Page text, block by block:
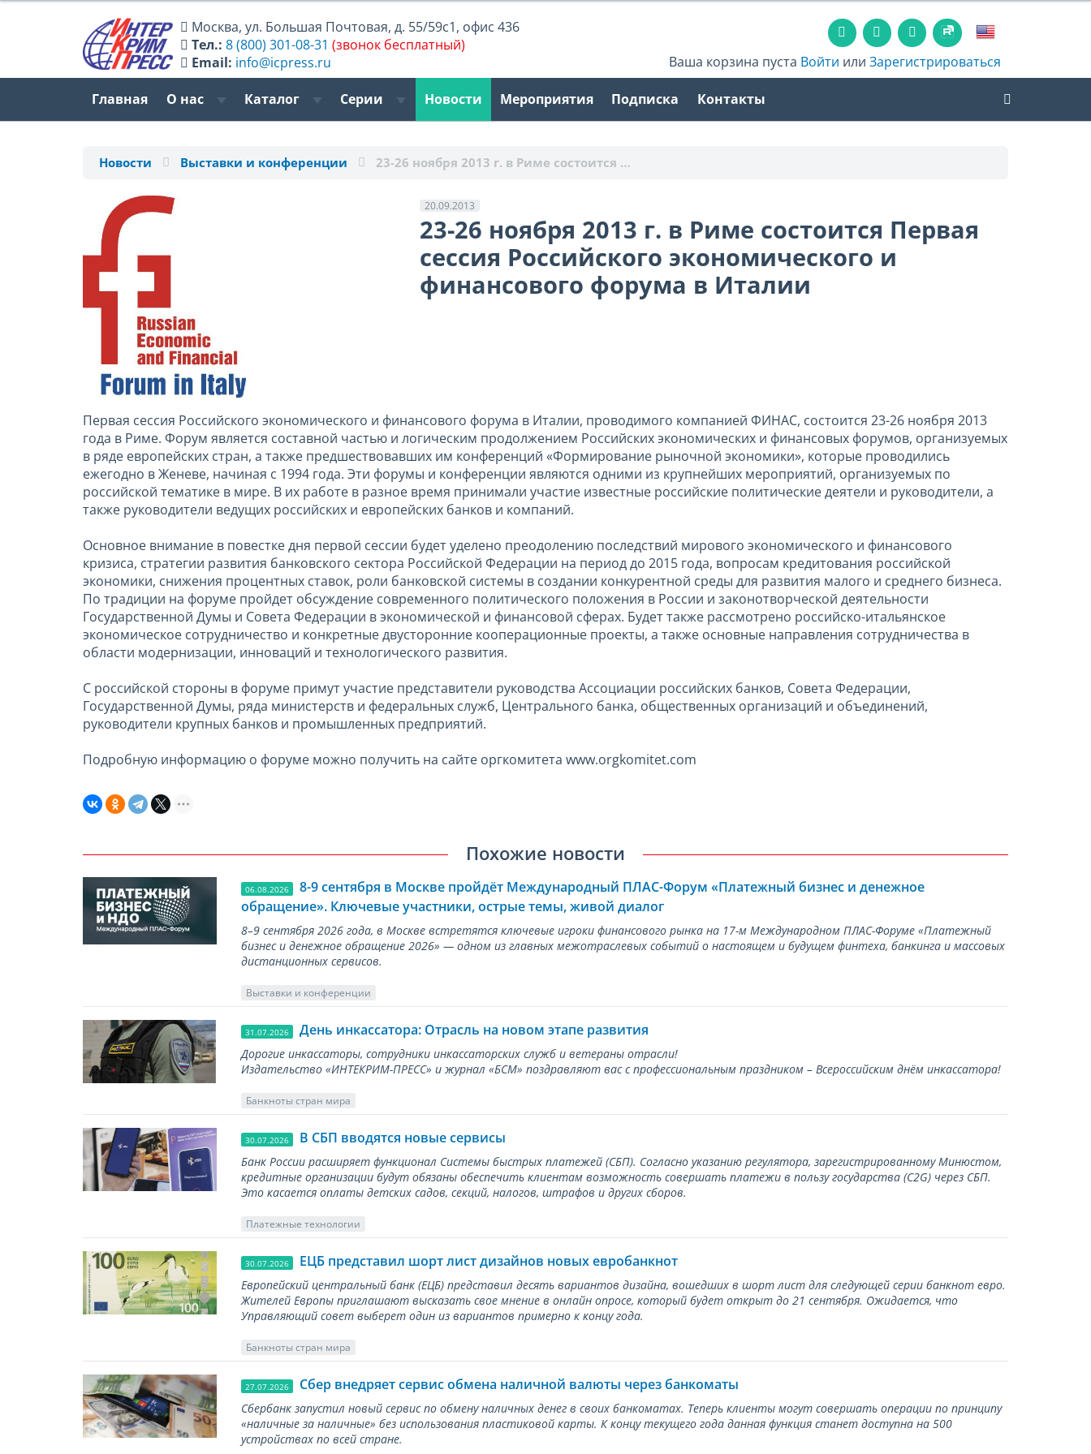
Москва,ул. Большая Почтовая, д. 55/59с1, офис 436
Тел.: 8 (800) 301-08-31 (звонок бесплатный)
Email: info@icpress.ru Ваша корзина пуста Войти илиЗарегистрироваться
Главная О нас Каталог Серии Новости Мероприятия Подписка Контакты
Новости Выставки и конференции 23-26 ноября 2013 г. в Риме состоится …
20.09.2013
23-26 ноября 2013 г. в Риме состоится Первая
сессия Российского экономического и
финансового форума в Италии
Первая сессия Российского экономического и финансового форума в Италии, проводимого компанией ФИНАС, состоится 23-26 ноября 2013
года в Риме. Форум является составной частью и логическим продолжением Российских экономических и финансовых форумов, организуемых
в ряде европейских стран, а также предшествовавших им конференций «Формирование рыночной экономики», которые проводились
ежегодно в Женеве, начиная с 1994 года. Эти форумы и конференции являются одними из крупнейших мероприятий, организуемых по
российской тематике в мире. В их работе в разное время принимали участие известные российские политические деятели и руководители, а
также руководители ведущих российских и европейских банков и компаний.
Основное внимание в повестке дня первой сессии будет уделено преодолению последствий мирового экономического и финансового
кризиса, стратегии развития банковского сектора Российской Федерации на период до 2015 года, вопросам кредитования российской
экономики, снижения процентных ставок, роли банковской системы в создании конкурентной среды для развития малого и среднего бизнеса.
По традиции на форуме пройдет обсуждение современного политического положения в России и законотворческой деятельности
Государственной Думы и Совета Федерации в экономической и финансовой сферах. Будет также рассмотрено российско-итальянское
экономическое сотрудничество и конкретные двусторонние кооперационные проекты, а также основные направления сотрудничества в
области модернизации, инноваций и технологического развития.
С российской стороны в форуме примут участие представители руководства Ассоциации российских банков, Совета Федерации,
Государственной Думы, ряда министерств и федеральных служб, Центрального банка, общественных организаций и объединений,
руководители крупных банков и промышленных предприятий.
Подробную информацию о форуме можно получить на сайте оргкомитета www.orgkomitet.com
Похожие новости
06.08.2026
8-9 сентября в Москве пройдёт Международный ПЛАС-Форум «Платежный бизнес и денежное
обращение». Ключевые участники, острые темы, живой диалог
8–9 сентября 2026 года, в Москве встретятся ключевые игроки финансового рынка на 17-м Международном ПЛАС-Форуме «Платежный
бизнес и денежное обращение 2026» — одном из главных межотраслевых событий о настоящем и будущем финтеха, банкинга и массовых
дистанционных сервисов.
Выставки и конференции
31.07.2026 День инкассатора: Отрасль на новом этапе развития
Дорогие инкассаторы, сотрудники инкассаторских служб и ветераны отрасли!
Издательство «ИНТЕКРИМ-ПРЕСС» и журнал «БСМ» поздравляют вас с профессиональным праздником – Всероссийским днём инкассатора!
Банкноты стран мира
30.07.2026 В СБП вводятся новые сервисы
Банк России расширяет функционал Системы быстрых платежей (СБП). Согласно указанию регулятора, зарегистрированному Минюстом,
кредитные организации будут обязаны обеспечить клиентам возможность совершать платежи в пользу государства (С2G) через СБП.
Это касается оплаты детских садов, секций, налогов, штрафов и других сборов.
Платежные технологии
30.07.2026 ЕЦБ представил шорт лист дизайнов новых евробанкнот
Европейский центральный банк (ЕЦБ) представил десять вариантов дизайна, вошедших в шорт лист для следующей серии банкнот евро.
Жителей Европы приглашают высказать свое мнение в онлайн опросе, который будет открыт до 21 сентября. Ожидается, что
Управляющий совет выберет один из вариантов примерно к концу года.
Банкноты стран мира
27.07.2026 Сбер внедряет сервис обмена наличной валюты через банкоматы
Сбербанк запустил новый сервис по обмену наличных денег в своих банкоматах. Теперь клиенты могут совершать операции по принципу
«наличные за наличные» без использования пластиковой карты. К концу текущего года данная функция станет доступна на 500
устройствах по всей стране.